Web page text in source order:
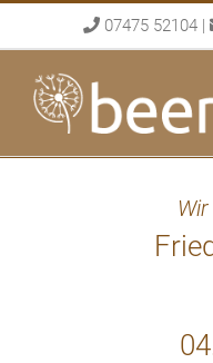
to
content
07475 52104 |